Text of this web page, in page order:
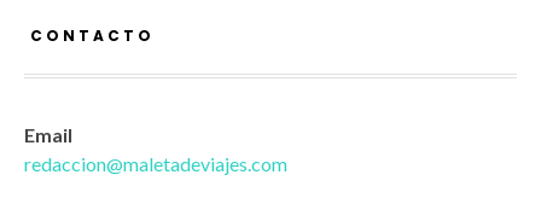
CONTACTO
Email
redaccion@maletadeviajes.com